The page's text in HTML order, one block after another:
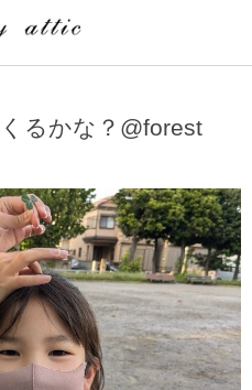
るかな？@forest